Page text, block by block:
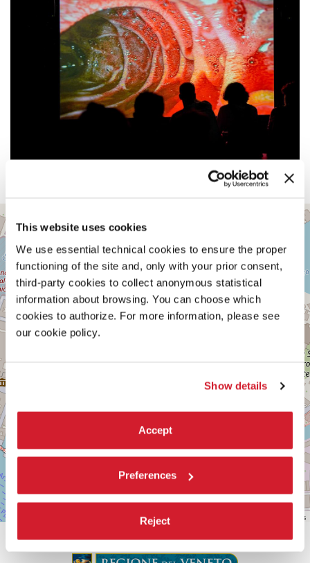
This website uses cookies
We use essential technical cookies to ensure the proper
functioning of the site and, only with your prior consent,
third-party cookies to collect anonymous statistical
information about browsing. You can choose which
cookies to authorize. For more information, please see
our cookie policy.
Show details
Accept
Preferences
Reject
SALA
D’ARMI
A
SESTIERE
CASTELLO
CAMPO
DELLA
TANA
2169/F
30122
TEL.
0415218711
info@labiennale.org
SCOPRI LA SEDE
contributors